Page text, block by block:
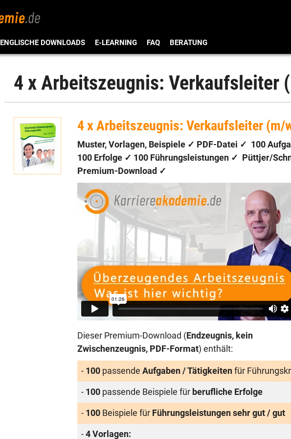
ENGLISCHE DOWNLOADS E-LEARNING FAQ BERATUNG
4 x Arbeitszeugnis: Verkaufsleiter
4 x Arbeitszeugnis: Verkaufsleiter (m/
Muster, Vorlagen, Beispiele ✓ PDF-Datei ✓ 100
100 Erfolge✓ 100 Führungsleistungen✓
Püttjer/
Premium-Download ✓
Dieser Premium-Download (Endzeugnis, kein
Zwischenzeugnis, PDF-Format) enthält:
- 100 passende Aufgaben / Tätigkeiten für
- 100 passende Beispiele für berufliche Erfolge
- 100 Beispiele für Führungsleistungen sehr gut / gut
- 4 Vorlagen: